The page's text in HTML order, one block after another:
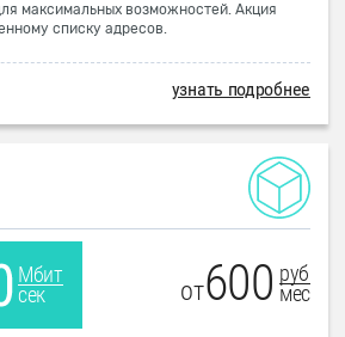
максимальных возможностей. Акция
списку адресов.
узнать подробнее
Мбит
сек
от600 руб
мес